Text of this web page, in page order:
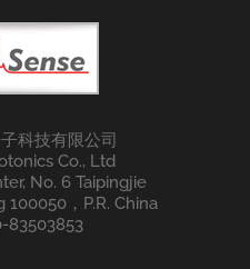
科技有限公司
Co., Ltd
No. 6 Taipingjie
，P.R. China
83503853